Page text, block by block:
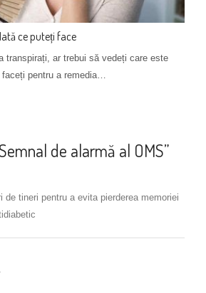
ce puteți face
transpirați, ar trebui să vedeți care este
pentru a remedia…
de alarmă al OMS”
de tineri pentru a evita pierderea memoriei